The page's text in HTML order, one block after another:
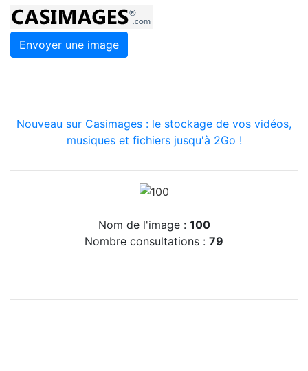
Envoyer une image
Nouveau sur Casimages : le stockage de vos vidéos,
musiques et fichiers jusqu'à 2Go !
Nom de l'image : 100
Nombre consultations : 79